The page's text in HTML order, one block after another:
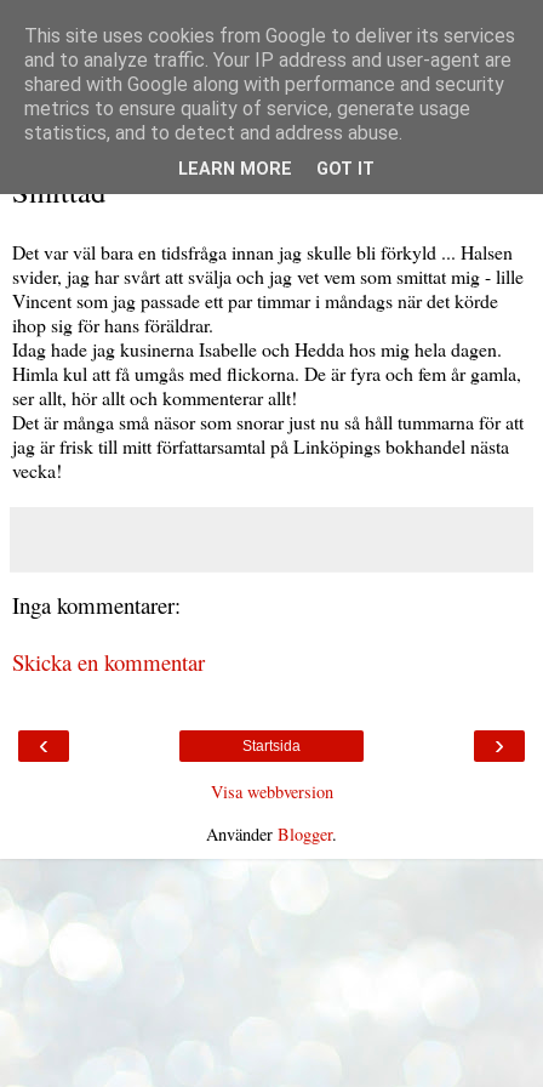
Smittad
Det var väl bara en tidsfråga innan jag skulle bli förkyld ... Halsen
svider, jag har svårt att svälja och jag vet vem som smittat mig - lille
Vincent som jag passade ett par timmar i måndags när det körde
ihop sig för hans föräldrar.
Idag hade jag kusinerna Isabelle och Hedda hos mig hela dagen.
Himla kul att få umgås med flickorna. De är fyra och fem år gamla,
ser allt, hör allt och kommenterar allt!
Det är många små näsor som snorar just nu så håll tummarna för att
jag är frisk till mitt författarsamtal på Linköpings bokhandel nästa
vecka!
Inga kommentarer:
Skicka en kommentar
‹ ›
Startsida
Visa webbversion
Använder Blogger.
This site uses cookies from Google to deliver its services
and to analyze traffic. Your IP address and user-agent are
shared with Google along with performance and security
metrics to ensure quality of service, generate usage
statistics, and to detect and address abuse.
LEARN MORE GOT IT